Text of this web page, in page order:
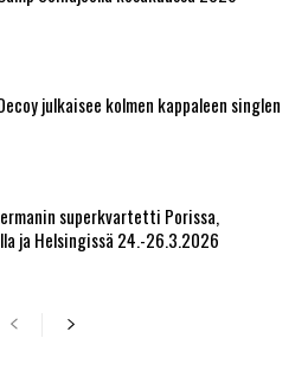
julkaisee kolmen kappaleen singlen
superkvartetti Porissa,
ja Helsingissä 24.-26.3.2026